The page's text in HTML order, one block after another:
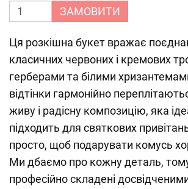
ЗАМОВИТИ
Ця розкішна букет вражає
класичних червоних і кремових
герберами та білими
відтінки гармонійно
живу і радісну композицію, яка
підходить для святкових
просто, щоб подарувати комусь
Ми дбаємо про кожну деталь,
професійно складені